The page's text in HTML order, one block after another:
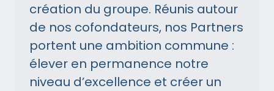
création du groupe. Réunis autour
de nos cofondateurs, nos Partners
portent une ambition commune :
élever en permanence notre
niveau d’excellence et créer un